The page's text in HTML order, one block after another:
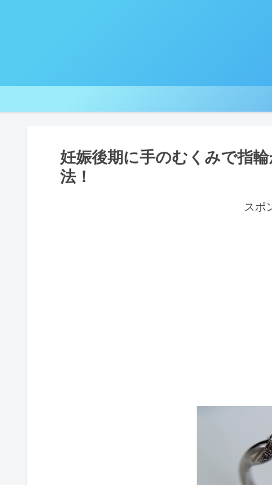
妊娠後期に手のむくみで指
法！
スポ